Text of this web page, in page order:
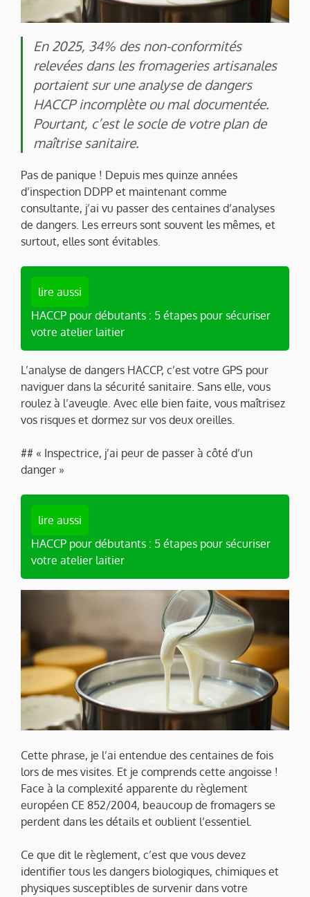
En 2025, 34% des non-conformités
relevées dans les fromageries artisanales
portaient sur une analyse de dangers
HACCP incomplète ou mal documentée.
Pourtant, c’est le socle de votre plan de
maîtrise sanitaire.
Pas de panique ! Depuis mes quinze années
d’inspection DDPP et maintenant comme
consultante, j’ai vu passer des centaines d’analyses
de dangers. Les erreurs sont souvent les mêmes, et
surtout, elles sont évitables.
lire aussi
HACCP pour débutants : 5 étapes pour sécuriser
votre atelier laitier
L’analyse de dangers HACCP, c’est votre GPS pour
naviguer dans la sécurité sanitaire. Sans elle, vous
roulez à l’aveugle. Avec elle bien faite, vous maîtrisez
vos risques et dormez sur vos deux oreilles.
## « Inspectrice, j’ai peur de passer à côté d’un
danger »
lire aussi
HACCP pour débutants : 5 étapes pour sécuriser
votre atelier laitier
Cette phrase, je l’ai entendue des centaines de fois
lors de mes visites. Et je comprends cette angoisse !
Face à la complexité apparente du règlement
européen CE 852/2004, beaucoup de fromagers se
perdent dans les détails et oublient l’essentiel.
Ce que dit le règlement, c’est que vous devez
identifier tous les dangers biologiques, chimiques et
physiques susceptibles de survenir dans votre